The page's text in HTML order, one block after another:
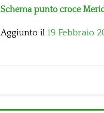
Schema punto croce
Aggiunto il 19 Febbraio